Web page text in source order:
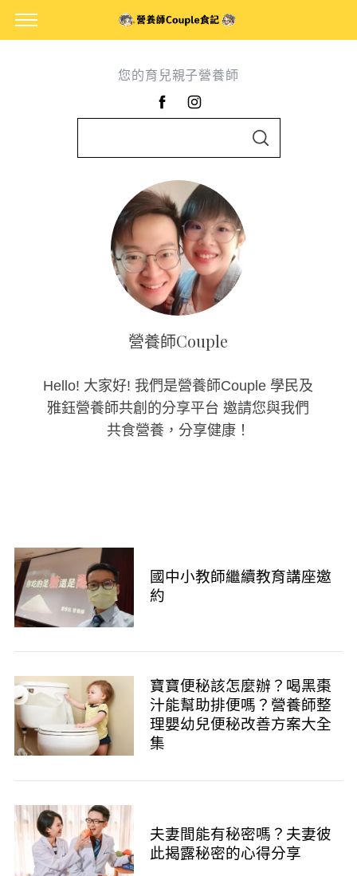
您的育兒親子營養師
S
營養師Couple
Hello! 大家好! 我們是營養師Couple 學民及
雅鈺營養師共創的分享平台 邀請您與我們
共食營養，分享健康！
國中小教師繼續教育講座邀
約
寶寶便秘該怎麼辦？喝黑棗
汁能幫助排便嗎？營養師整
理嬰幼兒便秘改善方案大全
集
夫妻間能有秘密嗎？夫妻彼
此揭露秘密的心得分享